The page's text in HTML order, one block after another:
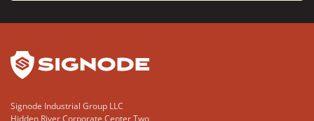
Signode Industrial Group LLC
Hidden River Corporate Center Two